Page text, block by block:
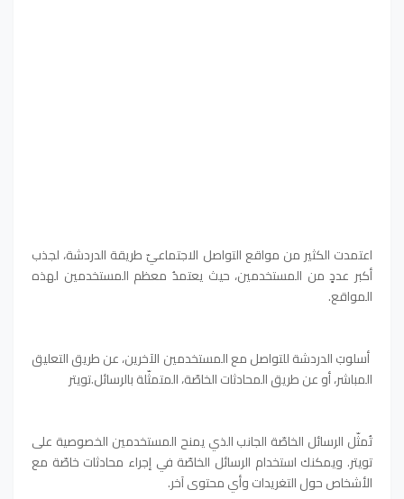
اعتمدت الكثير من مواقع التواصل الاجتماعيّ طريقة الدردشة، لجذب
أكبر عددٍ من المستخدمين، حيث يعتمدُ معظم المستخدمين لهذه
المواقع.
أسلوبَ الدردشة للتواصل مع المستخدمين الآخرين، عن طريق التعليق
المباشر، أو عن طريق المحادثات الخاصّة، المتمثّلة بالرسائل.تويتر
تُمثّل الرسائل الخاصّة الجانب الذي يمنح المستخدمين الخصوصية على
تويتر. ويمكنك استخدام الرسائل الخاصّة في إجراء محادثات خاصّة مع
الأشخاص حول التغريدات وأي محتوى آخر.